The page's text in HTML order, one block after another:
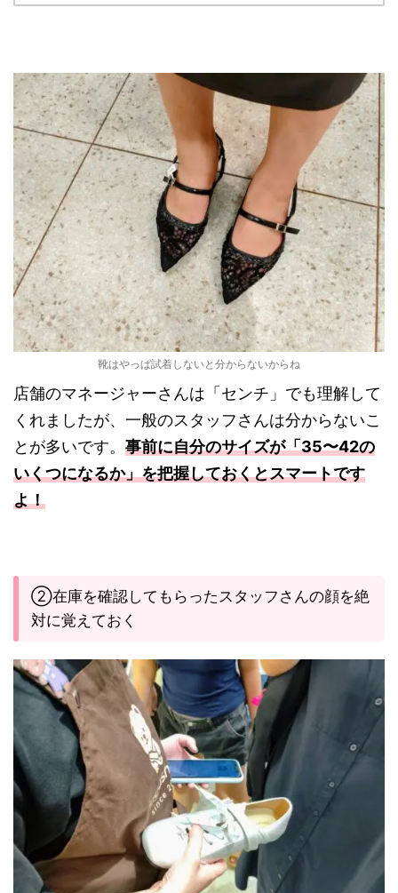
靴はやっぱ試着しないと分からないからね
店舗のマネージャーさんは「センチ」でも理解して
くれましたが、一般のスタッフさんは分からないこ
とが多いです。 事前に自分のサイズが「35〜42の
いくつになるか」を把握しておくとスマートです
よ！
②在庫を確認してもらったスタッフさんの顔を絶
対に覚えておく